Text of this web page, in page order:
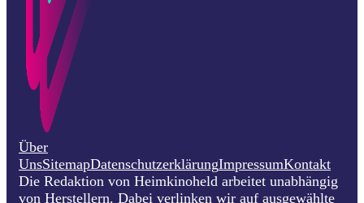
Über
UnsSitemapDatenschutzerklärungImpressumKontakt
Die Redaktion von Heimkinoheld arbeitet unabhängig
von Herstellern. Dabei verlinken wir auf ausgewählte